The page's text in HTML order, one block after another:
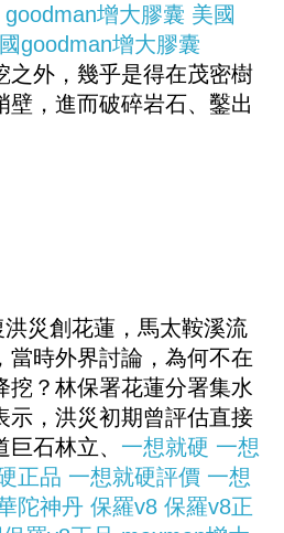
goodman增大膠囊 美國
goodman增大膠囊
之外，幾乎是得在茂密樹
壁，進而破碎岩石、鑿出
災創花蓮，馬太鞍溪流
當時外界討論，為何不在
挖？林保署花蓮分署集水
示，洪災初期曾評估直接
石林立、 一想就硬 一想
正品 一想就硬評價 一想
陀神丹 保羅v8 保羅v8正